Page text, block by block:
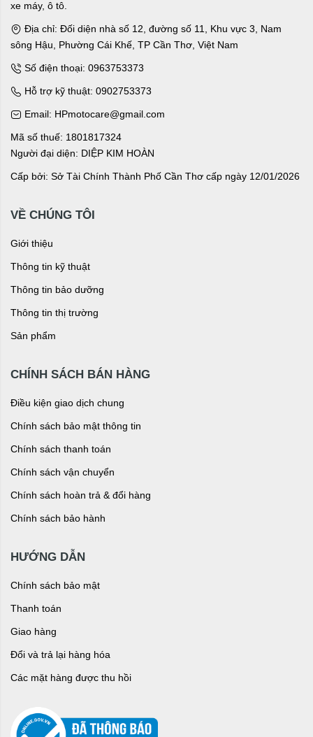
xe máy, ô tô.
Địa chỉ: Đối diện nhà số 12, đường số 11, Khu vực 3, Nam
sông Hậu, Phường Cái Khế, TP Cần Thơ, Việt Nam
Số điện thoại: 0963753373
Hỗ trợ kỹ thuật: 0902753373
Email: HPmotocare@gmail.com
Mã số thuế: 1801817324
Người đại diện: DIỆP KIM HOÀN
Cấp bởi: Sở Tài Chính Thành Phố Cần Thơ cấp ngày 12/01/2026
VỀ CHÚNG TÔI
Giới thiệu
Thông tin kỹ thuật
Thông tin bảo dưỡng
Thông tin thị trường
Sản phẩm
CHÍNH SÁCH BÁN HÀNG
Điều kiện giao dịch chung
Chính sách bảo mật thông tin
Chính sách thanh toán
Chính sách vận chuyển
Chính sách hoàn trả & đổi hàng
Chính sách bảo hành
HƯỚNG DẪN
Chính sách bảo mật
Thanh toán
Giao hàng
Đổi và trả lại hàng hóa
Các mặt hàng được thu hồi